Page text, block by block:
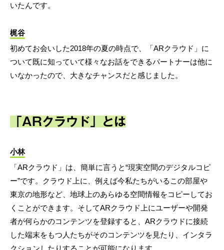
いたんです。
梶谷
初めてお会いした2018年の夏の時点で、「ARクラウド」に
ついて既に知っていて様々なお話をできるパートナーは他に
いなかったので、大きなチャンスだと感じました。
「ARクラウド」とは
小林
「ARクラウド」は、簡単に言うと“現実空間のデジタルコピ
ー”です。クラウド上に、例えば今私たちがいるこの部屋や
東京の地形など、地球上のあらゆる空間情報をコピーしてお
くことができます。そしてARクラウド上にユーザーや開発
者が何らかのコンテンツを登録すると、ARクラウドに接続
した端末をもつ人たちがそのコンテンツを見たり、インタラ
クションしたりすることが可能になります。